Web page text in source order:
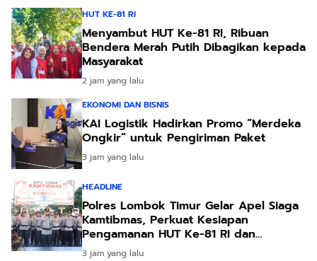
HUT KE-81 RI
Menyambut HUT Ke-81 RI, Ribuan
Bendera Merah Putih Dibagikan kepada
Masyarakat
2 jam yang lalu
EKONOMI DAN BISNIS
KAI Logistik Hadirkan Promo “Merdeka
Ongkir” untuk Pengiriman Paket
3 jam yang lalu
HEADLINE
Polres Lombok Timur Gelar Apel Siaga
Kamtibmas, Perkuat Kesiapan
Pengamanan HUT Ke-81 RI dan
Kunjungan Kapolri
3 jam yang lalu